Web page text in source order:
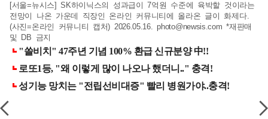
[서울=뉴시스] SK하이닉스의 성과급이 7억원 수준에 육박할 것이라는
전망이 나온 가운데 직장인 온라인 커뮤니티에 올라온 글이 화제다.
(사진=온라인 커뮤니티 캡처) 2026.05.16.photo@newsis.com *재판매
및 DB 금지